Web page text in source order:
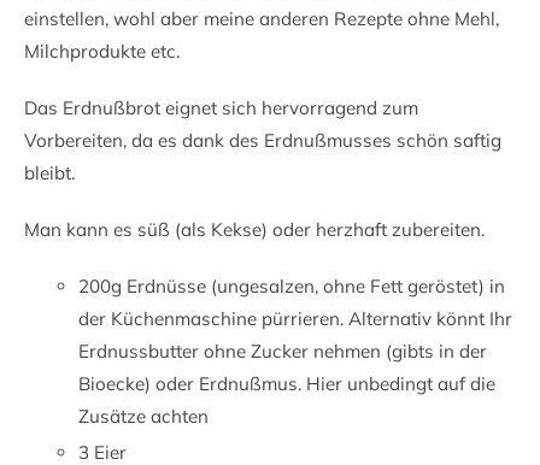
einstellen, wohl aber meine anderen Rezepte ohne Mehl,
Milchprodukte etc.
Das Erdnußbrot eignet sich hervorragend zum
Vorbereiten, da es dank des Erdnußmusses schön saftig
bleibt.
Man kann es süß (als Kekse) oder herzhaft zubereiten.
200g Erdnüsse (ungesalzen, ohne Fett geröstet) in
der Küchenmaschine pürrieren. Alternativ könnt Ihr
Erdnussbutter ohne Zucker nehmen (gibts in der
Bioecke) oder Erdnußmus. Hier unbedingt auf die
Zusätze achten
3 Eier